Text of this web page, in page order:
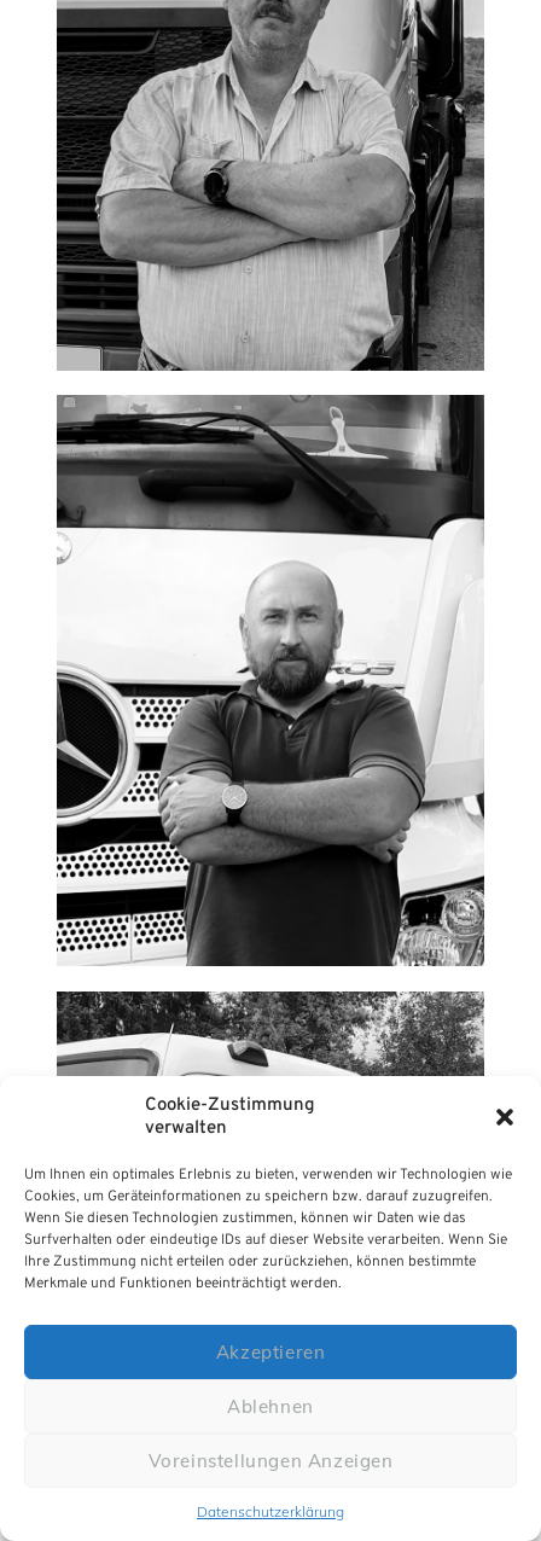
Cookie-Zustimmung
verwalten
Um Ihnen ein optimales Erlebnis zu bieten, verwenden wir Technologien wie
Cookies, um Geräteinformationen zu speichern bzw. darauf zuzugreifen.
Wenn Sie diesen Technologien zustimmen, können wir Daten wie das
Surfverhalten oder eindeutige IDs auf dieser Website verarbeiten. Wenn Sie
Ihre Zustimmung nicht erteilen oder zurückziehen, können bestimmte
Merkmale und Funktionen beeinträchtigt werden.
Akzeptieren
Ablehnen
Voreinstellungen Anzeigen
Datenschutzerklärung